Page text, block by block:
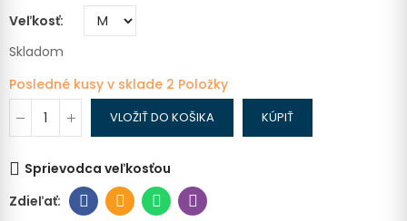
Veľkosť
Skladom
Posledné kusy v sklade 2 Položky
VLOŽIŤ DO KOŠIKA KÚPIŤ
Sprievodca veľkosťou